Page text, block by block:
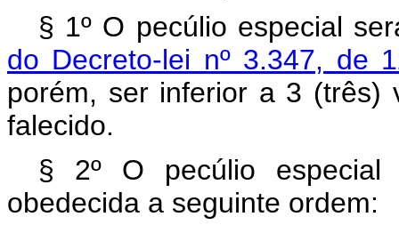
§ 1º O pecúlio especial
do Decreto-lei nº 3.347, de
porém, ser inferior a 3 (três)
falecido.
§ 2º O pecúlio especial
obedecida a seguinte ordem: